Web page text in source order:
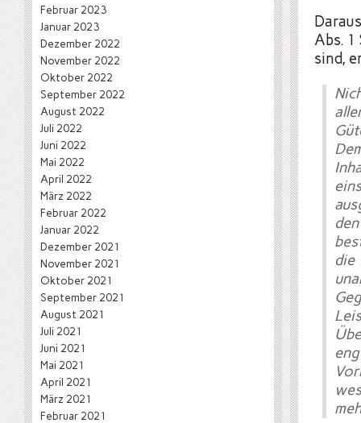
Abs. 1
sind,
die
Februar 2023
Januar 2023
Dezember 2022
November 2022
Oktober 2022
September 2022
August 2022
Juli 2022
Juni 2022
Mai 2022
April 2022
März 2022
Februar 2022
Januar 2022
Dezember 2021
November 2021
Oktober 2021
September 2021
August 2021
Juli 2021
Juni 2021
Mai 2021
April 2021
März 2021
Februar 2021